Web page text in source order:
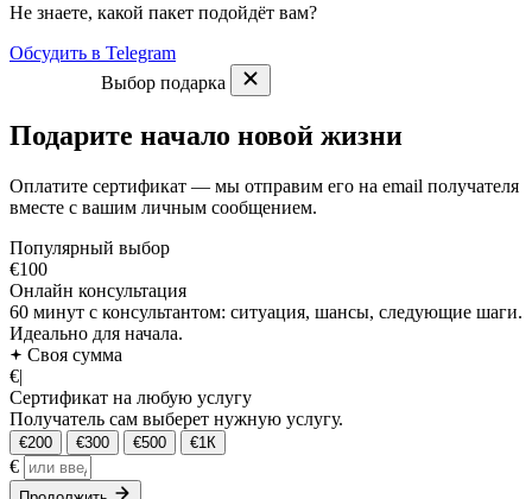
Не знаете, какой пакет подойдёт вам?
Обсудить в Telegram
Выбор подарка
Подарите начало новой жизни
Оплатите сертификат — мы отправим его на email получателя
вместе с вашим личным сообщением.
Популярный выбор
€100
Онлайн консультация
60 минут с консультантом: ситуация, шансы, следующие шаги.
Идеально для начала.
Своя сумма
€|
Сертификат на любую услугу
Получатель сам выберет нужную услугу.
€200 €300 €500 €1К
€